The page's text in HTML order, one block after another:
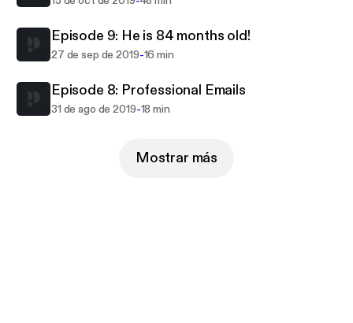
Episode 9: He is 84 months old!
27 de sep de 2019-16 min
Episode 8: Professional Emails
31 de ago de 2019-18 min
Mostrar más